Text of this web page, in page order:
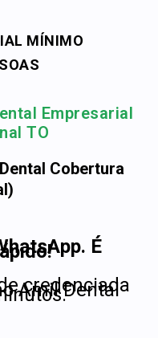
MÍNIMO
Empresarial
TO
Cobertura
É
credenciada
Amil Dental